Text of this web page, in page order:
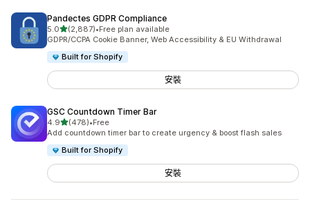
Pandectes GDPR Compliance
5.0滿分 5 顆星
(2,887)
共有 2887 則評價
•Free plan available
GDPR/CCPA Cookie Banner, Web Accessibility & EU Withdrawal
Built for Shopify
安裝
GSC Countdown Timer Bar
4.9滿分 5 顆星
(478)
共有 478 則評價
•Free
Add countdown timer bar to create urgency & boost flash sales
Built for Shopify
安裝